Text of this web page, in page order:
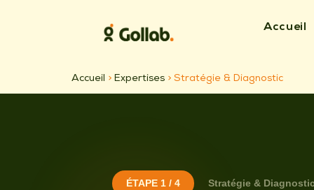
Accueil
Accueil > Expertises > Stratégie & Diagnostic
ÉTAPE 1 / 4 Stratégie &